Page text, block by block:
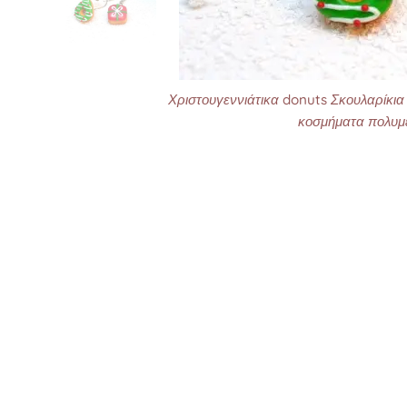
Χριστουγεννιάτικα donuts
κοσμήματα